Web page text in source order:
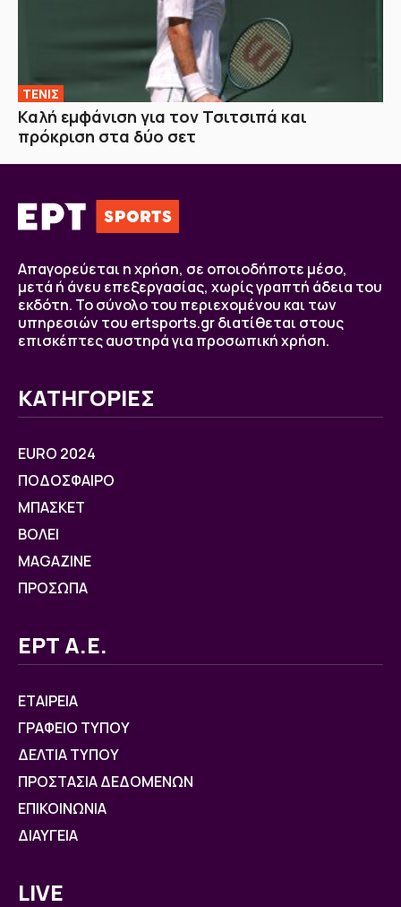
ΤΕΝΙΣ
Καλή εμφάνιση για τον Τσιτσιπά και
πρόκριση στα δύο σετ
Απαγορεύεται η χρήση, σε οποιοδήποτε μέσο,
μετά ή άνευ επεξεργασίας, χωρίς γραπτή άδεια του
εκδότη. Το σύνολο του περιεχομένου και των
υπηρεσιών του ertsports.gr διατίθεται στους
επισκέπτες αυστηρά για προσωπική χρήση.
ΚΑΤΗΓΟΡΙΕΣ
EURO 2024
ΠΟΔΟΣΦΑΙΡΟ
ΜΠΑΣΚΕΤ
ΒOΛΕΙ
MAGAZINE
ΠΡΟΣΩΠΑ
ΕΡΤ Α.Ε.
ΕΤΑΙΡΕΙΑ
ΓΡΑΦΕΙΟ ΤΥΠΟΥ
ΔΕΛΤΙΑ ΤΥΠΟΥ
ΠΡΟΣΤΑΣΙΑ ΔΕΔΟΜΕΝΩΝ
ΕΠΙΚΟΙΝΩΝΙΑ
ΔΙΑΥΓΕΙΑ
LIVE